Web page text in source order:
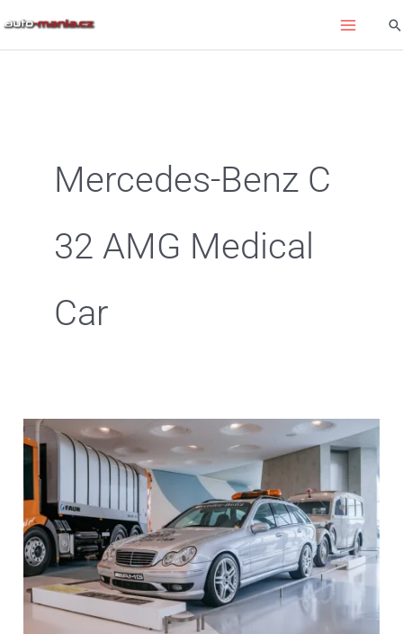
Mercedes-Benz C
32 AMG Medical
Car
Tenhle
Mercedes-
Benz
AMG
je
auto,
které
v
F1
nikdo
nechtěl